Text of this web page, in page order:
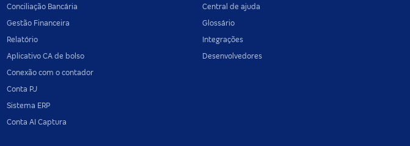
Conciliação Bancária
Gestão Financeira
Relatório
Aplicativo CA de bolso
Conexão com o contador
Conta PJ
Sistema ERP
Conta AI Captura
Central de ajuda
Glossário
Integrações
Desenvolvedores